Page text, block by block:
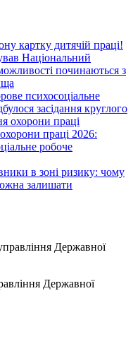
картку дитячій праці!
Національний
починаються з
психосоціальне
засідання круглого
охорони праці
праці 2026:
робоче
в зоні ризику: чому
залишати
Державної